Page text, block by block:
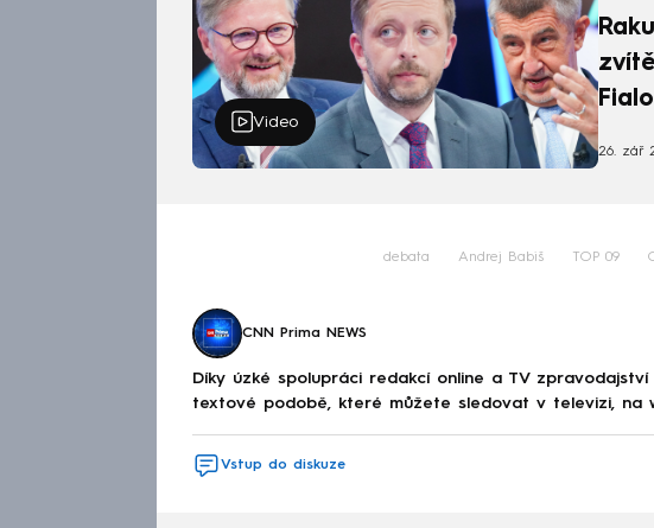
Video
26. zář
debata Andrej Babiš TOP 09
CNN Prima NEWS
Díky úzké spolupráci redakcí online a TV
textové podobě, které můžete sledovat v televizi, na
Vstup do diskuze